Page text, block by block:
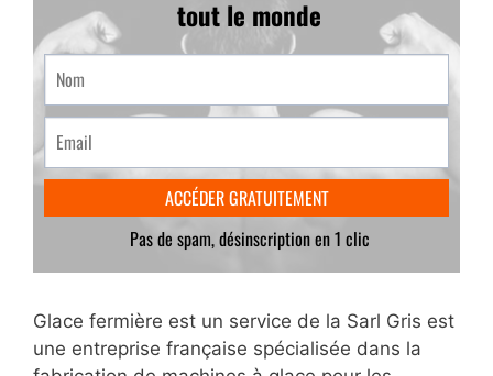
Glace fermière est un service de la Sarl Gris est
une entreprise française spécialisée dans la